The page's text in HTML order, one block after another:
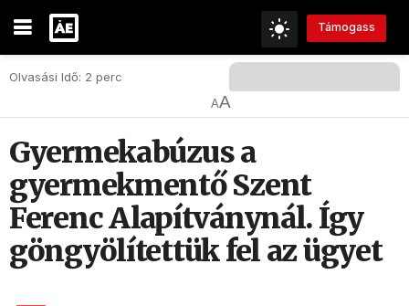
Támogass
Olvasási Idő: 2 perc
AA
Gyermekabúzus a
gyermekmentő Szent
Ferenc Alapítványnál. Így
göngyölítettük fel az ügyet